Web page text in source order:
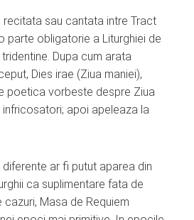
sau cantata intre Tract
parte obligatorie a Liturghiei de
Dupa cum arata
Dies irae (Ziua maniei),
poetica vorbeste despre Ziua
apoi apeleaza la
ar fi putut aparea din
ca suplimentare fata de
cazuri, Masa de Requiem